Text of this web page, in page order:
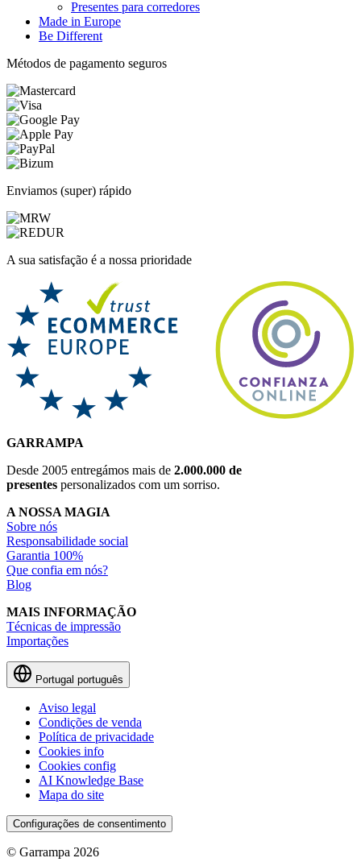
Presentes para corredores
Made in Europe
Be Different
Métodos de pagamento seguros
Enviamos (super) rápido
A sua satisfação é a nossa prioridade
GARRAMPA
Desde 2005 entregámos mais de 2.000.000 de
presentes personalizados com um sorriso.
A NOSSA MAGIA
Sobre nós
Responsabilidade social
Garantia 100%
Que confia em nós?
Blog
MAIS INFORMAÇÃO
Técnicas de impressão
Importações
Portugal português
Aviso legal
Condições de venda
Política de privacidade
Cookies info
Cookies config
AI Knowledge Base
Mapa do site
Configurações de consentimento
© Garrampa 2026